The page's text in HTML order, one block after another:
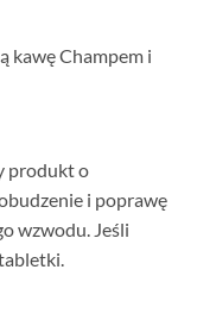
kawę Champem i
produkt o
i poprawę
wzwodu. Jeśli